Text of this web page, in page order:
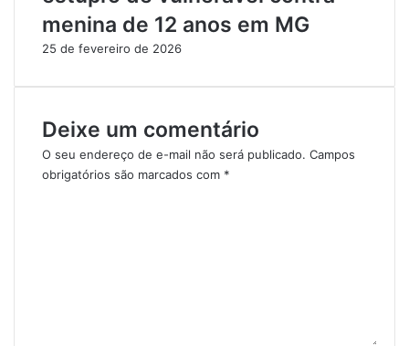
menina de 12 anos em MG
25 de fevereiro de 2026
Deixe um comentário
O seu endereço de e-mail não será publicado. Campos
obrigatórios são marcados com *